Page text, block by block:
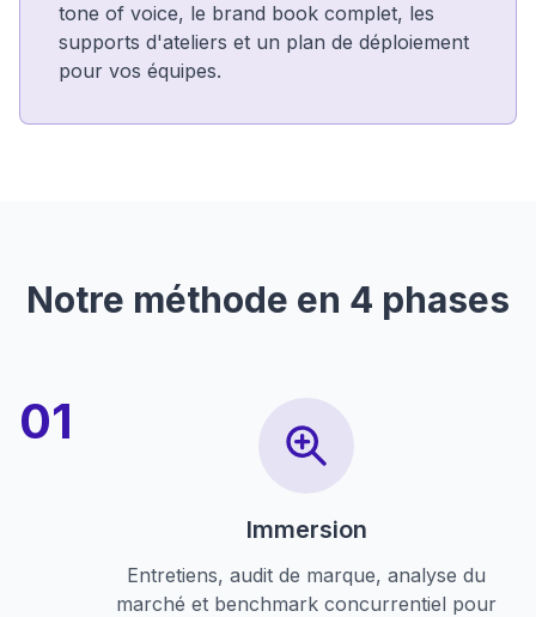
tone of voice, le brand book complet, les
supports d'ateliers et un plan de déploiement
pour vos équipes.
Notre méthode en 4 phases
Immersion
Entretiens, audit de marque, analyse du
marché et benchmark concurrentiel pour